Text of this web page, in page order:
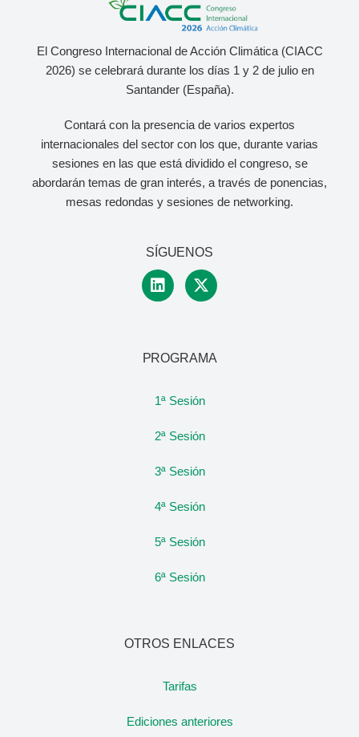
El Congreso Internacional de Acción Climática (CIACC
2026) se celebrará durante los días 1 y 2 de julio en
Santander (España).
Contará con la presencia de varios expertos
internacionales del sector con los que, durante varias
sesiones en las que está dividido el congreso, se
abordarán temas de gran interés, a través de ponencias,
mesas redondas y sesiones de networking.
SÍGUENOS
PROGRAMA
1ª Sesión
2ª Sesión
3ª Sesión
4ª Sesión
5ª Sesión
6ª Sesión
OTROS ENLACES
Tarifas
Ediciones anteriores